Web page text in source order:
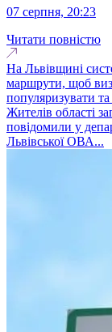
07 серпня, 20:23
Читати повністю
На Львівщині
маршрути, щоб
популяризувати
Жителів області
повідомили у
Львівської ОВА...